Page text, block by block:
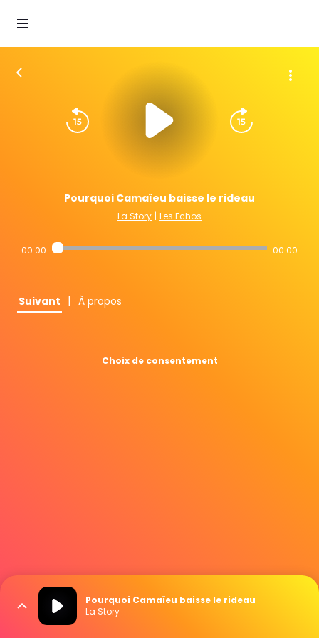
Pourquoi Camaïeu baisse le rideau
La Story | Les Echos
00:00 00:00
Suivant | À propos
Choix de consentement
Pourquoi Camaïeu baisse le rideau
La Story